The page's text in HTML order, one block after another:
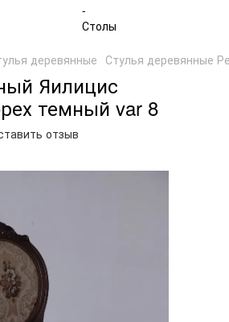
деревянные Стулья деревянные
Яилицис
темный var 8
отзыв